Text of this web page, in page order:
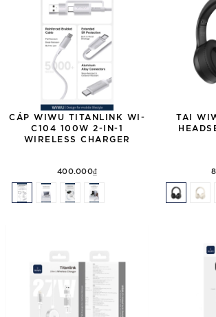
CÁP WIWU TITANLINK WI-
C104 100W 2-IN-1
WIRELESS CHARGER
400.000₫
TAI